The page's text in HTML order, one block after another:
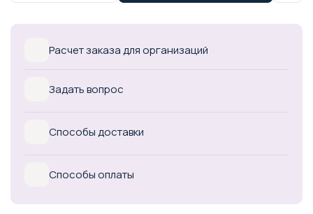
Расчет заказа для организаций
Задать вопрос
Способы доставки
Способы оплаты